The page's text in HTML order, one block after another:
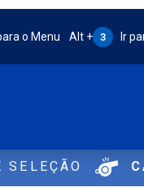
Atalho Alt + 3:
3
SELEÇÃO